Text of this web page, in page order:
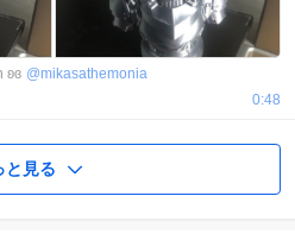
ʚɞ @mikasathemonia
0:48
と見る